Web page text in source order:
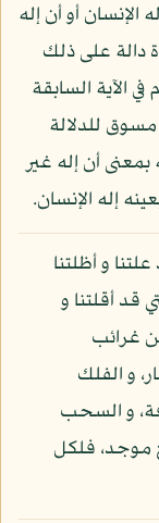
أو أن إله
دالة على ذلك
الآية السابقة
مسوق للدلالة
أن إله غير
إله الإنسان.
و أظلتنا
قد أقلتنا و
غرائب
و الفلك
و السحب
موجد، فلكل